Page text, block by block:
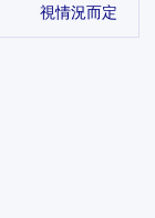
視情況而定